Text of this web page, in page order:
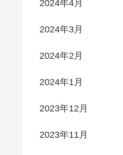
2024年4月
2024年3月
2024年2月
2024年1月
2023年12月
2023年11月